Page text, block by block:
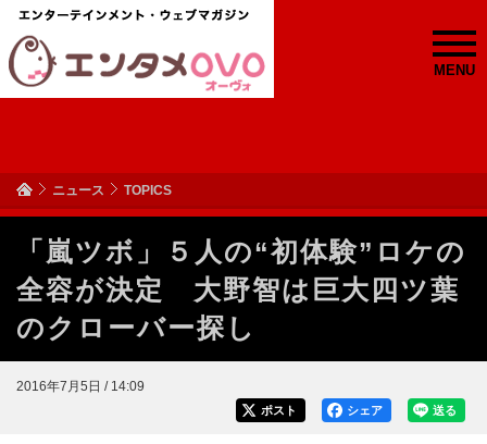
MENU
ニュース TOPICS
「嵐ツボ」５人の“初体験”ロケの
全容が決定 大野智は巨大四ツ葉
のクローバー探し
2016年7月5日 / 14:09
送る
シェア
ポスト